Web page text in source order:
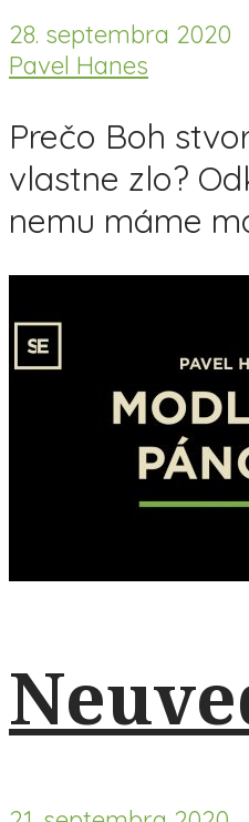
28. septembra 2020
Pavel Hanes
Prečo Boh
vlastne zlo?
nemu máme